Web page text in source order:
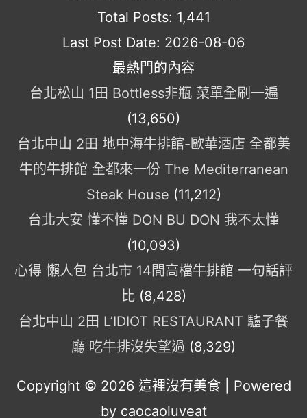
Total Posts: 1,441
Last Post Date: 2026-08-06
最熱門的內容
台北松山 1田 Bottless非瓶 菜單全刷一遍
(13,650)
台北中山 2田 地中海牛排館-歐華酒店 全都美
牛的牛排館 全都來一份 The Mediterranean
Steak House (11,212)
台北大安 懂不懂 DON BU DON 我不太懂
(10,093)
心得 懶人包 台北市 14間高檔牛排館 一句話評
比 (8,428)
台北中山 2田 L’IDIOT RESTAURANT 驢子餐
廳 吃牛排沒失望過 (8,329)
Copyright © 2026 這裡沒有美食 | Powered
by caocaoluveat